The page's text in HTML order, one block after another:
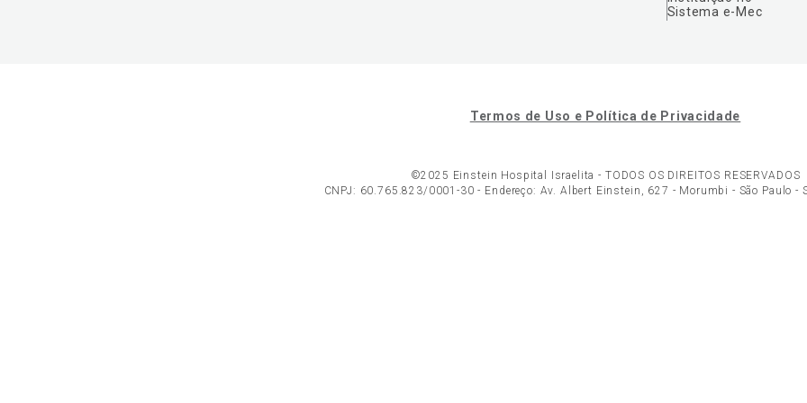
Sistema e-Mec
Termos de Uso e Política de Privacidade
©2025 Einstein Hospital Israelita - TODOS OS DIREITOS RESERVADOS
CNPJ: 60.765.823/0001-30 - Endereço: Av. Albert Einstein, 627 - Morumbi - São Paulo -